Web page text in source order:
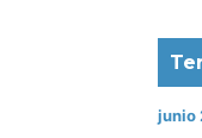
junio